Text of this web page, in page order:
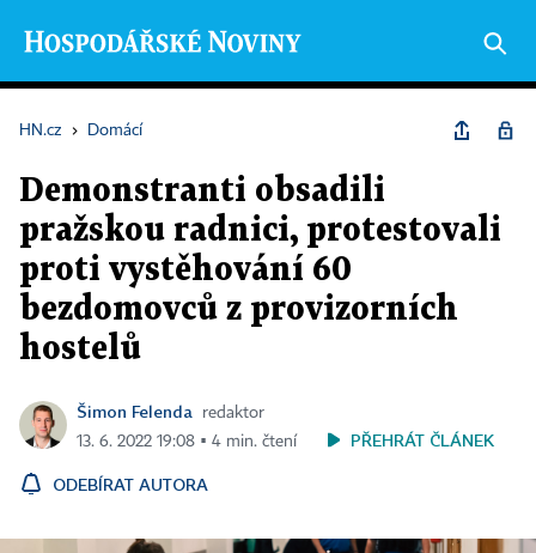
HN.cz › Domácí
Demonstranti obsadili
pražskou radnici, protestovali
proti vystěhování 60
bezdomovců z provizorních
hostelů
Šimon Felenda
redaktor
13. 6. 2022 19:08 ▪ 4 min. čtení
PŘEHRÁT ČLÁNEK
ODEBÍRAT AUTORA